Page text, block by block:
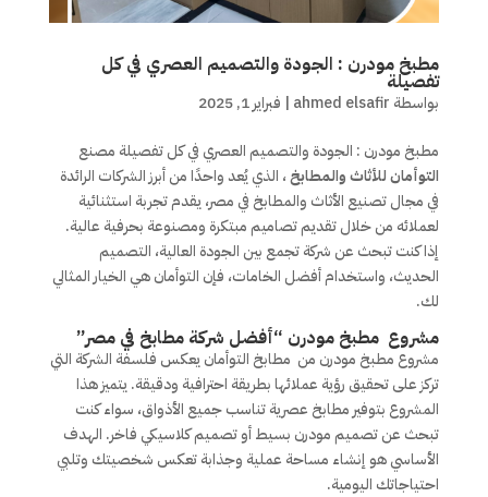
مطبخ مودرن : الجودة والتصميم العصري في كل
تفصيلة
بواسطة ahmed elsafir
| فبراير 1, 2025
مطبخ مودرن : الجودة والتصميم العصري في كل تفصيلة مصنع
التوأمان للأثاث والمطابخ، الذي يُعد واحدًا من أبرز الشركات الرائدة
في مجال تصنيع الأثاث والمطابخ في مصر، يقدم تجربة استثنائية
لعملائه من خلال تقديم تصاميم مبتكرة ومصنوعة بحرفية عالية.
إذا كنت تبحث عن شركة تجمع بين الجودة العالية، التصميم
الحديث، واستخدام أفضل الخامات، فإن التوأمان هي الخيار المثالي
لك.
مشروع مطبخ مودرن “أفضل شركة مطابخ في مصر”
مشروع مطبخ مودرن من مطابخ التوأمان يعكس فلسفة الشركة التي
تركز على تحقيق رؤية عملائها بطريقة احترافية ودقيقة. يتميز هذا
المشروع بتوفير مطابخ عصرية تناسب جميع الأذواق، سواء كنت
تبحث عن تصميم مودرن بسيط أو تصميم كلاسيكي فاخر. الهدف
الأساسي هو إنشاء مساحة عملية وجذابة تعكس شخصيتك وتلبي
احتياجاتك اليومية.